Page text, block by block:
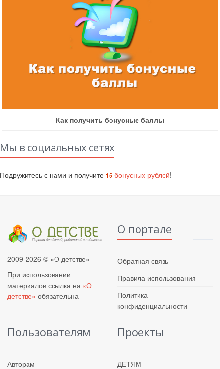
Как получить бонусные баллы
Мы в социальных сетях
Подружитесь с нами и получите 15 бонусных рублей!
2009-2026 © «О детстве»
При использовании
материалов ссылка на «О
детстве» обязательна
О портале
Обратная связь
Правила использования
Политика
конфиденциальности
Пользователям
Авторам
Проекты
ДЕТЯМ